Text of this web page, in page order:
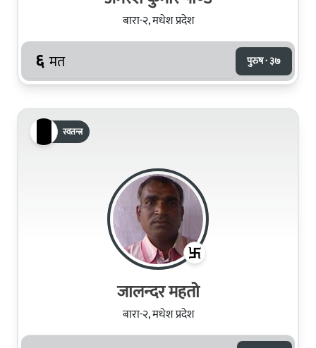
बारा-२, मधेश प्रदेश
६ मत पुरुष · ३७
स्वतन्त्र
जालन्‍दर महतो
बारा-२, मधेश प्रदेश